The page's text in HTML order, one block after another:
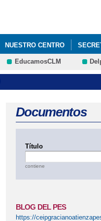
NUESTRO CENTRO
EducamosCLM
Documentos
Título
contiene
BLOG DEL PES
https://